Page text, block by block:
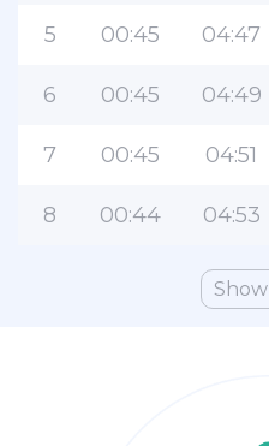
5 00:45 04:47
6 00:45 04:49
7 00:45 04:51
8 00:44 04:53